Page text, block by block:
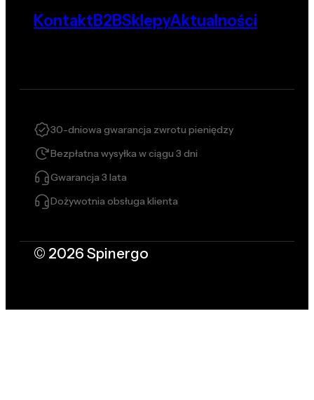
KontaktB2BSklepyAktualności
30-dniowa gwarancja zwrotu pieniędzy
Bezpłatna wysyłka w ciągu 3 dni
Gwarancja 3 lata
Dożywotnia obsługa klienta
© 2026 Spinergo